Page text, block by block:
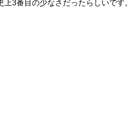
上3番目の少なさだったらしいです。